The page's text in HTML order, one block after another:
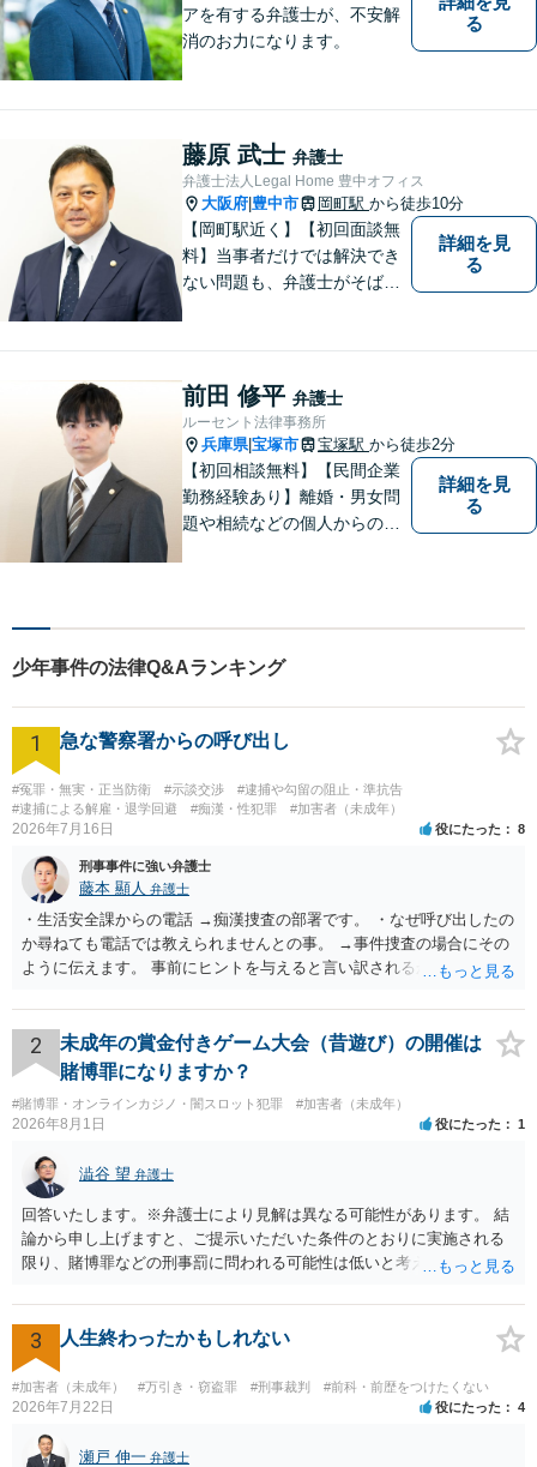
アを有する弁護士が、不安解
消のお力になります。
る
藤原 武士 弁護士
弁護士法人Legal Home 豊中オフィス
大阪府 豊中市 岡町駅 から徒歩10分
【岡町駅近く】【初回面談無
料】当事者だけでは解決でき
ない問題も、弁護士がそばに
交通事故／企業法務など、幅
広く対応可能。【夜間／休日
対応可能】まずはお気軽にご
連絡ください。
詳細を見
る
前田 修平 弁護士
ルーセント法律事務所
兵庫県|宝塚市 宝塚駅 から徒歩2分
【初回相談無料】【民間企業
勤務経験あり】離婚・男女問
題や相続などの個人からのご
不安を和らげられるように丁
寧に向き合います【夜間・休
日面談可】
詳細を見
る
少年事件の法律Q&Aランキング
1 急な警察署からの呼び出し
#冤罪・無実・正当防衛 #示談交渉
#逮捕や勾留の阻止・準抗告
#逮捕による解雇・退学回避
#痴漢・性犯罪 #加害者（未成年）
2026年7月16日 役にたった 8
刑事事件に強い弁護士
藤本 顯人 弁護士
・生活安全課からの電話 →痴漢捜査の部署です。 ・なぜ呼び出したの
か尋ねても電話では教えられませんとの事。 →事件捜査の場合にその
ように伝えます。 事前にヒントを与えると言い訳されるからです。 ・
たり →やはり痴漢として疑われているのでは。 そもそも痴漢をやって
ないのであれば、何も疑われる筋合いは無いわけですし狼狽える必要
はないですね。
2
未成年の賞金付きゲーム大会（昔遊び）の開催は
賭博罪になりますか？
#賭博罪・オンラインカジノ・闇スロット犯罪 #加害者（未成年）
2026年8月1日 役にたった 1
澁谷 望 弁護士
回答いたします。※弁護士により見解は異なる可能性があります。 結
論から申し上げますと、ご提示いただいた条件のとおりに実施される
限り、賭博罪などの刑事罰に問われる可能性は低いと考えられます
答】 賭博罪は、参加者が互いに財物を賭けてその得喪を争う場合に成
立します。 質問者様がご自身のポケットマネーから懸賞として賞金を
出し、参加者からの参加費が全額会場レンタル費用に充てられて賞金
原資と完全に分離されている場合、参加者が自らの財物を失うリスク
が存在しないため賭博罪には該当しないとする見解が一般的です。ま
た、利益を得る目的もないため賭博場開帳図利罪も成立しないと考え
られます。 【質問2への回答】 刑事上の問題は生じにくいものの、民
3 人生終わったかもしれない
#加害者（未成年） #万引き・窃盗罪 #刑事裁判 #前科・前歴をつけたくない
2026年7月22日 役にたった 4
瀬戸 伸一 弁護士